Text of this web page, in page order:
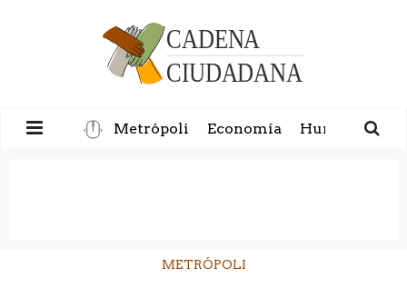
Metrópoli Economía Humanidad
METRÓPOLI